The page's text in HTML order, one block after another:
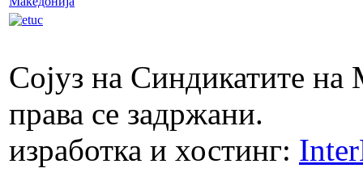
Сојуз на Синдикатите
права се задржани.
изработка и хостинг: